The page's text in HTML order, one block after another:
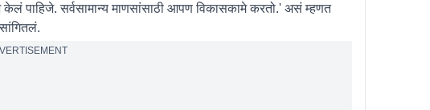
केलं पाहिजे. सर्वसामान्य माणसांसाठी आपण विकासकामे करतो.' असं म्हणत